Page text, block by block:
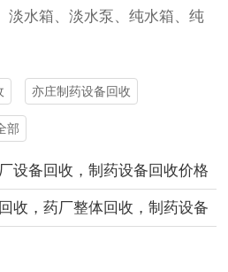
淡水箱、淡水泵、纯水箱、纯
亦庄制药设备回收
部
设备回收，制药设备回收价格
收，药厂整体回收，制药设备